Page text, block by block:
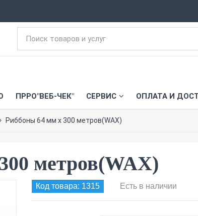
ПРРО"ВЕБ-ЧЕК" СЕРВИС ОПЛАТА И
Риббоны 64 мм х 300 метров(WAX)
метров(WAX)
Код товара: 1315 Есть в наличии